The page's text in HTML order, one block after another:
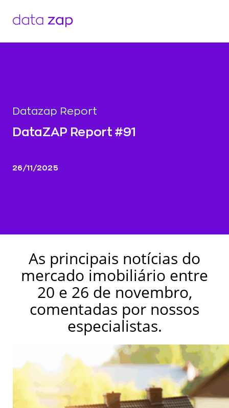
Datazap Report
DataZAP Report #91
26/11/2025
As principais notícias do
mercado imobiliário entre
20 e 26 de novembro,
comentadas por nossos
especialistas.